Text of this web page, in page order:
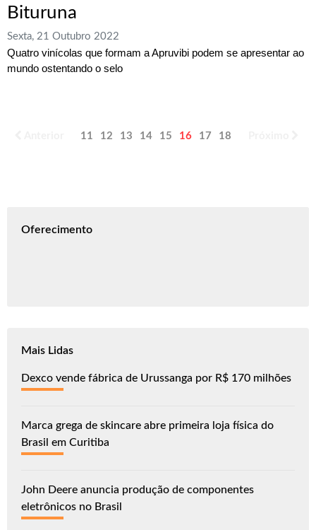
Bituruna
Sexta, 21 Outubro 2022
Quatro vinícolas que formam a Apruvibi podem se apresentar ao
mundo ostentando o selo
11 12 13 14 15 16 17 18
Oferecimento
Mais Lidas
Dexco vende fábrica de Urussanga por R$ 170 milhões
Marca grega de skincare abre primeira loja física do
Brasil em Curitiba
John Deere anuncia produção de componentes
eletrônicos no Brasil